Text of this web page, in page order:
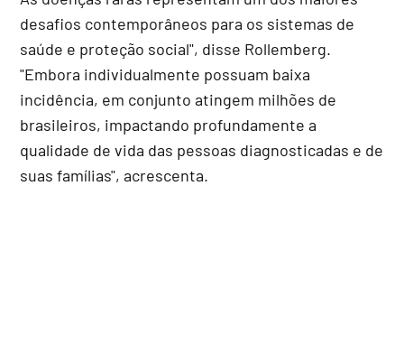
desafios contemporâneos para os sistemas de
saúde e proteção social", disse Rollemberg.
"Embora individualmente possuam baixa
incidência, em conjunto atingem milhões de
brasileiros, impactando profundamente a
qualidade de vida das pessoas diagnosticadas e de
suas famílias", acrescenta.